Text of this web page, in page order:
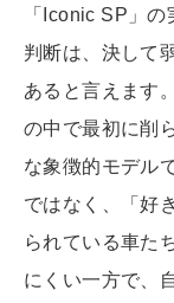
「Iconic SP」
判断は、決して
あると言えます
の中で最初に削
な象徴的モデル
ではなく、「好
られている車た
にくい一方で、